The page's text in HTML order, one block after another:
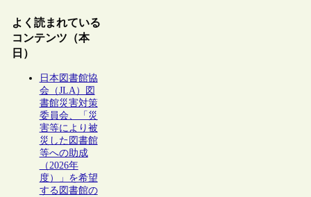
よく読まれている
コンテンツ（本
日）
日本図書館協
会（JLA）図
書館災害対策
委員会、「災
害等により被
災した図書館
等への助成
（2026年
度）」を希望
する図書館の